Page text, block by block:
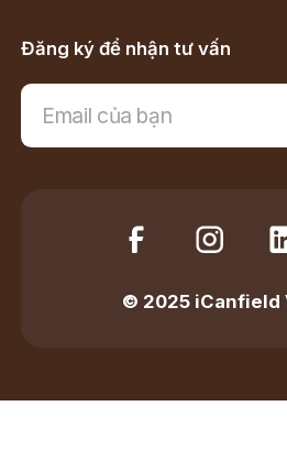
Đăng ký để nhận tư vấn
© 2025 iCanfield